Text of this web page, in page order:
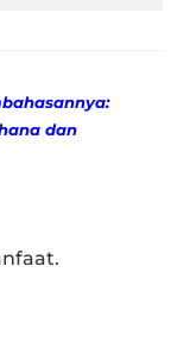
dan